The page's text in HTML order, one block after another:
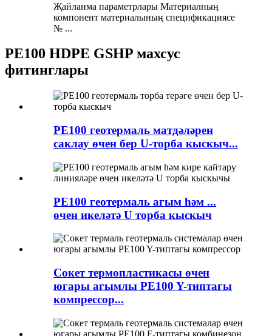
Җайланма параметрлары Материалның
компонент материалының спецификациясе
№ ...
PE100 HDPE GSHP махсус
фитинглары
PE100 геотермаль матдәләрен
саклау өчен бер U-торба кыскыч...
PE100 геотермаль агым һәм ...
өчен икеләтә U торба кыскыч
Сокет термопластикасы өчен
югары агымлы PE100 Y-типтагы
компрессор...